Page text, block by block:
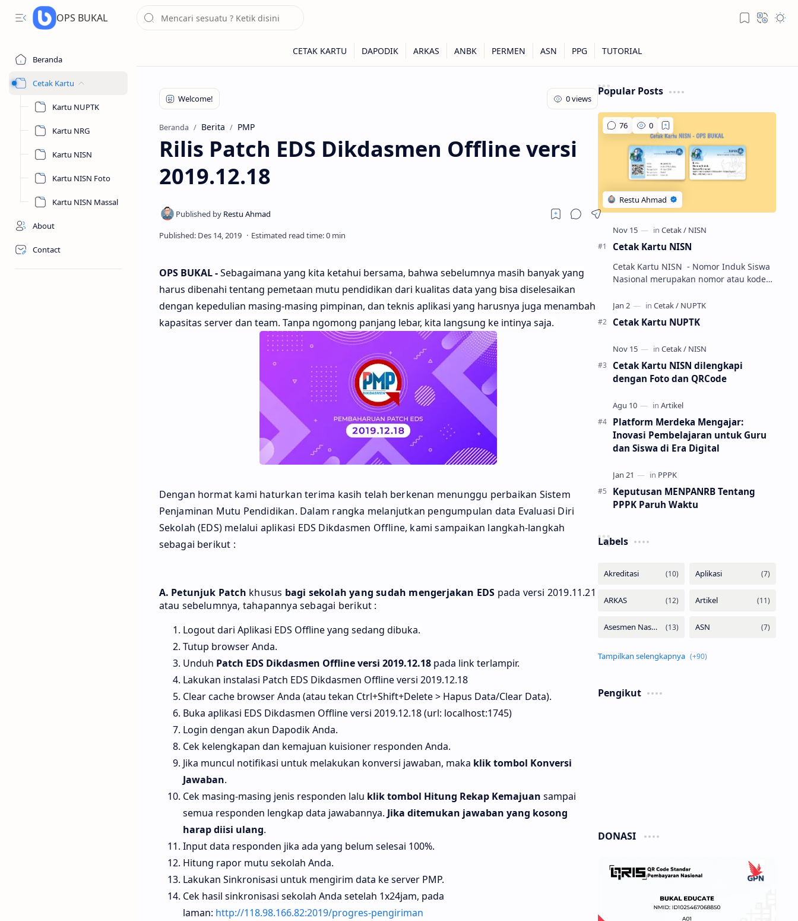
OPS BUKAL
Beranda
Cetak Kartu
Kartu NUPTK
Kartu NRG
Kartu NISN
Kartu NISN Foto
Kartu NISN Massal
About
Contact
Beranda Berita PMP
Rilis Patch EDS Dikdasmen Offline versi
2019.12.18
OPS BUKAL -Sebagaimana yang kita ketahui bersama, bahwa sebelumnya masih banyak yang
harus dibenahi tentang pemetaan mutu pendidikan dari kualitas data yang bisa diselesaikan
dengan kepedulian masing-masing pimpinan, dan teknis aplikasi yang harusnya juga menambah
kapasitas server dan team. Tanpa ngomong panjang lebar, kita langsung ke intinya saja.
Dengan hormat kami haturkan terima kasih telah berkenan menunggu perbaikan Sistem
Penjaminan Mutu Pendidikan. Dalam rangka melanjutkan pengumpulan data Evaluasi Diri
Sekolah (EDS) melalui aplikasi EDS Dikdasmen Offline, kami sampaikan langkah-langkah
sebagai berikut :
A. Petunjuk Patch khusus bagi sekolah yang sudah mengerjakan EDS pada versi 2019.11.21
atau sebelumnya, tahapannya sebagai berikut :
Logout dari Aplikasi EDS Offline yang sedang dibuka.
Tutup browser Anda.
Unduh Patch EDS Dikdasmen Offline versi 2019.12.18 pada link terlampir.
Lakukan instalasi Patch EDS Dikdasmen Offline versi 2019.12.18
Clear cache browser Anda (atau tekan Ctrl+Shift+Delete > Hapus Data/Clear Data).
Buka aplikasi EDS Dikdasmen Offline versi 2019.12.18 (url: localhost:1745)
Login dengan akun Dapodik Anda.
Cek kelengkapan dan kemajuan kuisioner responden Anda.
Jika muncul notifikasi untuk melakukan konversi jawaban, maka klik tombol Konversi
Jawaban.
Cek masing-masing jenis responden lalu klik tombol Hitung Rekap Kemajuan sampai
semua responden lengkap data jawabannya. Jika ditemukan jawaban yang kosong
harap diisi ulang.
Input data responden jika ada yang belum selesai 100%.
Hitung rapor mutu sekolah Anda.
Lakukan Sinkronisasi untuk mengirim data ke server PMP.
Cek hasil sinkronisasi sekolah Anda setelah 1x24jam, pada
laman: http://118.98.166.82:2019/progres-pengiriman
Popular Posts
Cetak Kartu NISN
Cetak Kartu NISN - Nomor Induk Siswa
Nasional merupakan nomor atau kode
siswa. NISN ini diterbitkan kepada …
Cetak Kartu NUPTK
Cetak Kartu NISN dilengkapi
dengan Foto dan QRCode
Platform Merdeka Mengajar:
Inovasi Pembelajaran untuk Guru
dan Siswa di Era Digital
Keputusan MENPANRB Tentang
PPPK Paruh Waktu
Labels
Pengikut
DONASI